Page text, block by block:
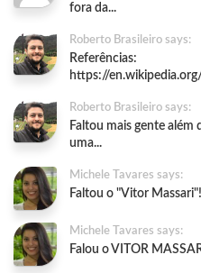
fora da...
Roberto Brasileiro says:
Referências:
https://
Roberto Brasileiro says:
Faltou mais gente além
uma...
Michele Tavares says:
Faltou o "Vitor
Michele Tavares says:
Falou o VITOR